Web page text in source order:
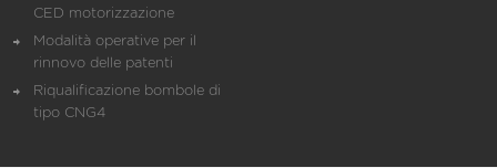
CED motorizzazione
Modalità operative per il
rinnovo delle patenti
Riqualificazione bombole di
tipo CNG4